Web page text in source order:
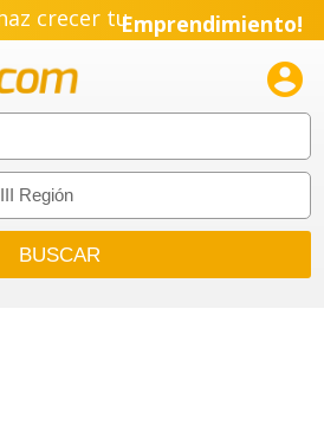
crecer tuEmprendimiento!
